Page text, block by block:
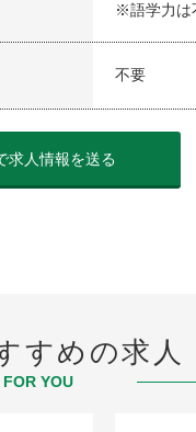
※語学力は
不要
求人情報を送る
すめの求人
YOU